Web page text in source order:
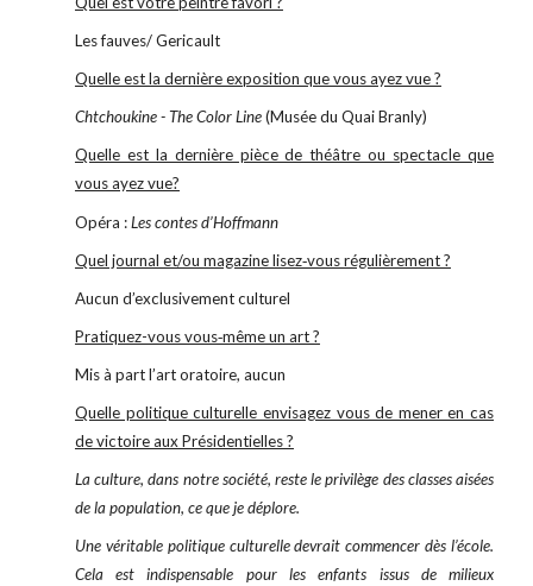
Les fauves/ Gericault
Quelle est la dernière exposition que vous ayez vue ?
Chtchoukine - The Color Line(Musée du Quai Branly)
Quelle est la dernière pièce de théâtre ou spectacle que
vous ayez vue?
Opéra :Les contes d’Hoffmann
Quel journal et/ou magazine lisez‐vous régulièrement ?
Aucun d’exclusivement culturel
Pratiquez-vous vous‐même un art ?
Mis à part l’art oratoire, aucun
Quelle politique culturelle envisagez vous de mener en cas
de victoire aux Présidentielles ?
La culture, dans notre société, reste le privilège des classes aisées
de la population, ce que je déplore.
Une véritable politique culturelle devrait commencer dès l’école.
Cela est indispensable pour les enfants issus de milieux